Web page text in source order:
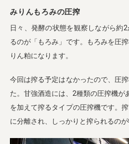
みりんもろみの圧搾
日々、発酵の状態を観察しながら約
るのが「もろみ」です。もろみを圧
りん粕になります。
今回は搾る予定はなかったので、圧
た。甘強酒造には、2種類の圧搾機が
を加えて搾るタイプの圧搾機です。
に分離され、しっかりと搾られるのが